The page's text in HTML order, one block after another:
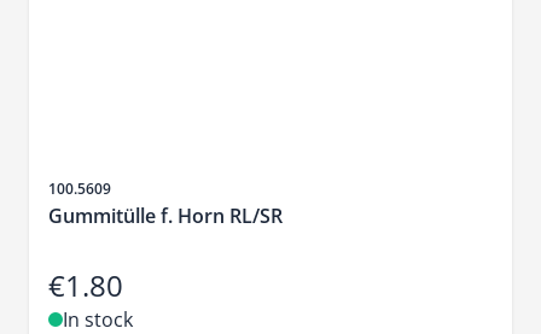
Sku
100.5609
Gummitülle f. Horn RL/SR
€1.80
In stock